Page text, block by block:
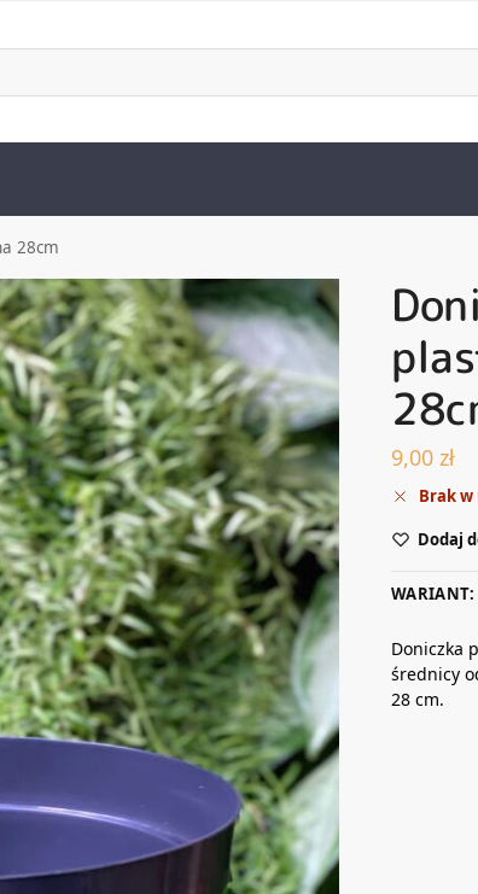
28cm
9,00 zł
Brak w
Dodaj
WARIANT:
Doniczka
średnicy
28 cm.